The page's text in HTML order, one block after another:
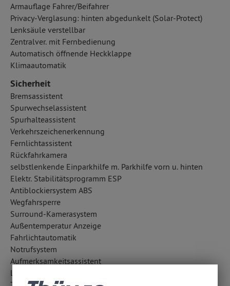
Armauflage Fahrer/Beifahrer
Privacy-Verglasung: hinten abgedunkelt (Solar-Protect)
Lenksäule verstellbar
Zentralver. mit Fernbedienung
Automatisch öffnende Heckklappe
Klimaautomatik
Sicherheit
Bremsassistent
Spurwechselassistent
Spurhalteassistent
Verkehrszeichenerkennung
Fernlichtassistent
Rückfahrkamera
selbstlenkende Einparkhilfe m. Parkhilfe vorn u. hinten
Elektr. Stabilitätsprogramm ESP
Antiblockiersystem ABS
Wegfahrsperre
Surround-Kamerasystem
Außentemperatur Anzeige
Fahrlichtautomatik
Notrufsystem
Aufmerksamkeitsassistent
LED-Nebelscheinwerfer